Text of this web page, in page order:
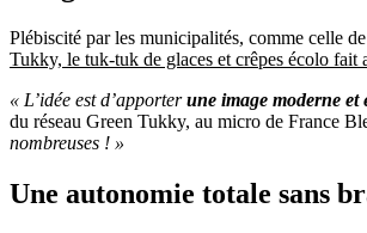
Plébiscité par les municipalités, comme celle
Tukky, le tuk-tuk de glaces et crêpes écolo fait
« L’idée est d’apporterune image moderne et
du réseau Green Tukky, au micro de France
nombreuses ! »
Une autonomie totale sans